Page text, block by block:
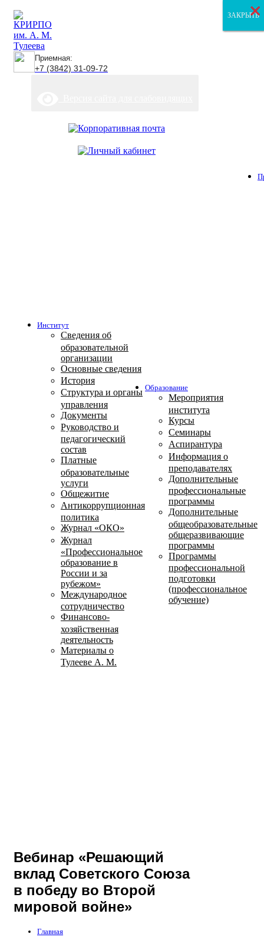
Приемная:
+7 (3842) 31-09-72
Институт
Сведения об
образовательной
организации
Основные сведения
История
Структура и органы
управления
Документы
Руководство и
педагогический
состав
Платные
образовательные
услуги
Общежитие
Антикоррупционная
политика
Журнал «ОКО»
Журнал
«Профессиональное
образование в
России и за
рубежом»
Международное
сотрудничество
Финансово-
хозяйственная
деятельность
Материалы о
Тулееве А. М.
Образование
Мероприятия
института
Курсы
Семинары
Аспирантура
Информация о
преподавателях
Дополнительные
профессиональные
программы
Дополнительные
общеобразовательные
общеразвивающие
программы
Программы
профессиональной
подготовки
(профессиональное
обучение)
Вебинар «Решающий
вклад Советского Союза
в победу во Второй
мировой войне»
Главная
ЗАКРЫТЬ
ЗАКРЫТЬ
ЗАКРЫТЬ
×
×
×